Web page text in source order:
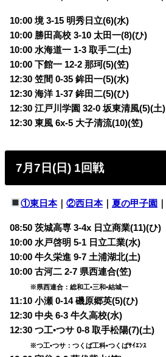
10:00 境 3-15 明秀日立(6)(水)
10:00 勝田高校 3-10 太田一(8)(ひ)
10:00 水海道一 1-3 取手二(土)
10:00 下館一 12-2 那珂(5)(笠)
12:30 笠間 0-35 鉾田一(5)(水)
12:30 海洋 1-37 鉾田二(5)(ひ)
12:30 江戸川学園 32-0 坂東清風(5)(土)
12:30 東風 6x-5 大子清流(10)(笠)
7月7日(日) 1回戦
①東日本｜ ②西日本｜ 夏の甲子園 ｜
08:50 茨城高専 3-4x 日立商業(11)(ひ)
10:00 水戸啓明 5-1 日立工業(水)
10:00 牛久栄進 9-7 土浦湖北(土)
10:00 古河二 2-7 県西連合(笠)
※県西連合：総和工•三和•結城一
11:10 小瀬 0-14 磯原郷英(5)(ひ)
12:30 中央 6-3 牛久高校(水)
12:30 つ工•つサ 0-8 取手松陽(7)(土)
※つ工•つサ：つくば工科•つくばｻｲｴﾝｽ